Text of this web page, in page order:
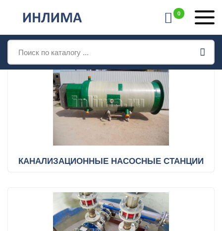
0
Поиск
товаров
КАНАЛИЗАЦИОННЫЕ НАСОСНЫЕ СТАНЦИИ